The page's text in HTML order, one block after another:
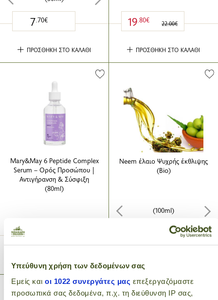
Υπεύθυνη χρήση των δεδομένων σας
Εμείς και οι 1022 συνεργάτες μας επεξεργαζόμαστε
προσωπικά σας δεδομένα, π.χ. τη διεύθυνση IP σας,
7.70€
ΠΡΟΣΘΗΚΗ ΣΤΟ ΚΑΛΑΘΙ
19.80€ 22.00€
ΠΡΟΣΘΗΚΗ ΣΤΟ ΚΑΛΑΘΙ
Mary&May 6 Peptide Complex
Serum – Ορός Προσώπου |
Αντιγήρανση & Σύσφιξη
(80ml)
ΠΡΟΣΘΗΚΗ ΣΤΟ ΚΑΛΑΘΙ
Neem έλαιο Ψυχρής έκθλιψης
(Bio)
(100ml)